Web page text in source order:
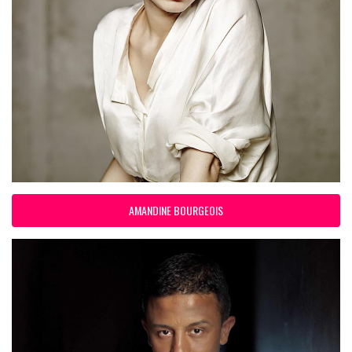
AMANDINE BOURGEOIS